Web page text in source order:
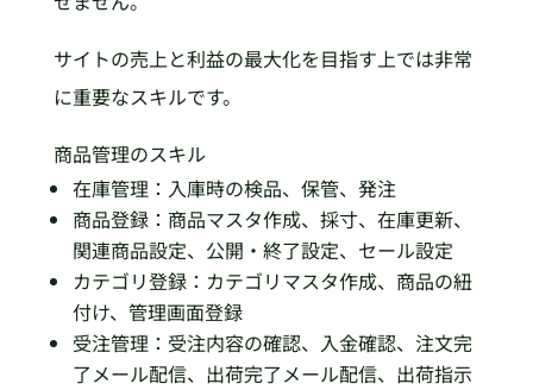
サイトの売上と利益の最大化を目指す上では非常
に重要なスキルです。
商品管理のスキル
在庫管理：入庫時の検品、保管、発注
商品登録：商品マスタ作成、採寸、在庫更新、
関連商品設定、公開・終了設定、セール設定
カテゴリ登録：カテゴリマスタ作成、商品の紐
付け、管理画面登録
受注管理：受注内容の確認、入金確認、注文完
了メール配信、出荷完了メール配信、出荷指示